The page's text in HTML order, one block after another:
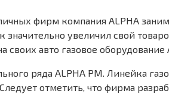
фирм компания ALPHA
увеличил свой
авто газовое оборудование
ряда ALPHA PM. Линейка
отметить, что фирма